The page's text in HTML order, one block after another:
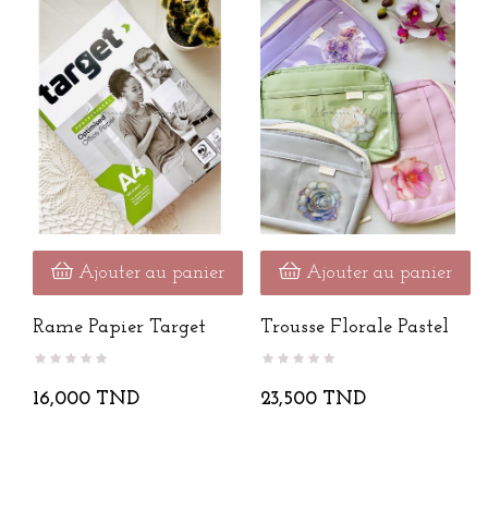
Ajouter au panier
Rame Papier Target
16,000 TND
Ajouter au panier
Trousse Florale Pastel
23,500 TND